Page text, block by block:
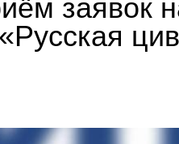
заявок